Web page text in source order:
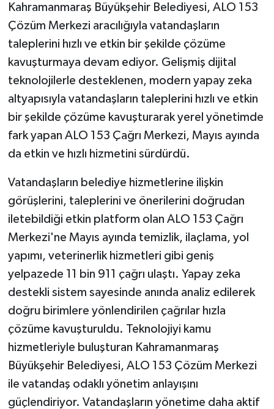
lokomotif şehirlerinden
birisidir'
Kahramanmaraş Büyükşehir Belediyesi, ALO 153
Çözüm Merkezi aracılığıyla vatandaşların
taleplerini hızlı ve etkin bir şekilde çözüme
kavuşturmaya devam ediyor. Gelişmiş dijital
teknolojilerle desteklenen, modern yapay zeka
altyapısıyla vatandaşların taleplerini hızlı ve etkin
bir şekilde çözüme kavuşturarak yerel yönetimde
fark yapan ALO 153 Çağrı Merkezi, Mayıs ayında
da etkin ve hızlı hizmetini sürdürdü.
Vatandaşların belediye hizmetlerine ilişkin
görüşlerini, taleplerini ve önerilerini doğrudan
iletebildiği etkin platform olan ALO 153 Çağrı
Merkezi'ne Mayıs ayında temizlik, ilaçlama, yol
yapımı, veterinerlik hizmetleri gibi geniş
yelpazede 11 bin 911 çağrı ulaştı. Yapay zeka
destekli sistem sayesinde anında analiz edilerek
doğru birimlere yönlendirilen çağrılar hızla
çözüme kavuşturuldu. Teknolojiyi kamu
hizmetleriyle buluşturan Kahramanmaraş
Büyükşehir Belediyesi, ALO 153 Çözüm Merkezi
ile vatandaş odaklı yönetim anlayışını
güçlendiriyor. Vatandaşların yönetime daha aktif
Jandarma
Kadın
KÜLTÜR SANAT
MAGAZİN
Otomobil
Sağlık
SİYASET
SPOR HABERLERİ
TEKNOLOJİ
Turizm
ÜLKE GÜNDEMİ
YAŞAM